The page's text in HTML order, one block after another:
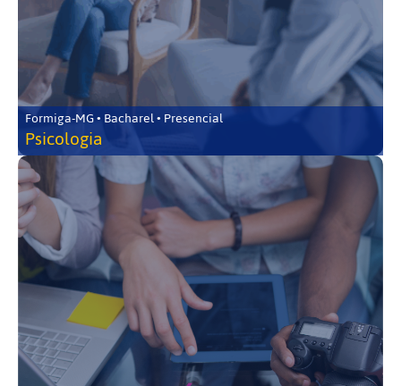
Formiga-MG • Bacharel • Presencial
Psicologia